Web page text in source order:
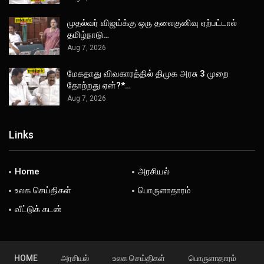
முதல்வர் விஜய்க்கு ஒரு தலைகுனிவு ஏற்பட்டால்
தமிழ்நாடு…
Aug 7, 2026
மேகதாது விவகாரத்தில் திமுக அரசு 3 முறை
தோற்றது ஏன்?*…
Aug 7, 2026
Links
Home
அரசியல்
உலக செய்திகள்
பொருளாதாரம்
வீட்டுக் கடன்
HOME அரசியல் உலக செய்திகள் பொருளாதாரம்